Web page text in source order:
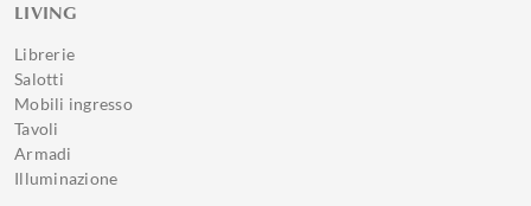
LIVING
Librerie
Salotti
Mobili ingresso
Tavoli
Armadi
Illuminazione